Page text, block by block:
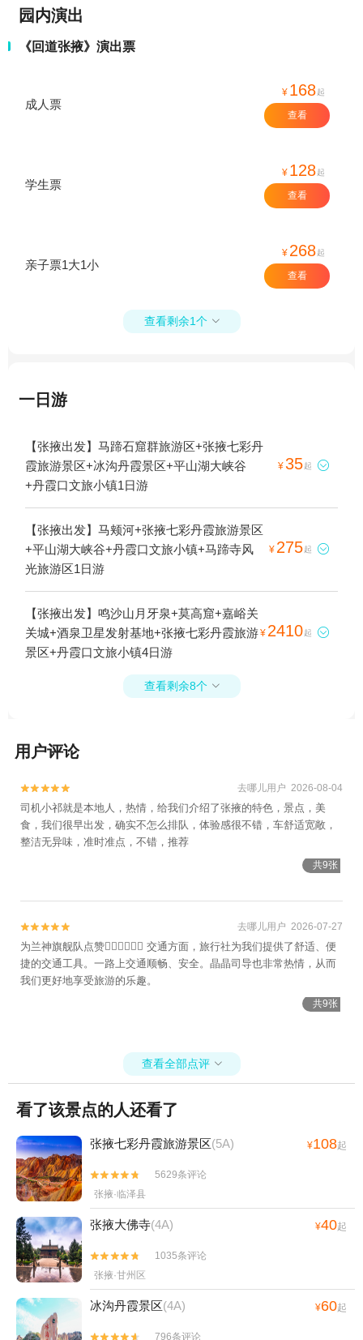
园内演出
《回道张掖》演出票
成人票
¥ 168起
查看
学生票
¥ 128起
查看
亲子票1大1小
¥ 268起
查看
查看剩余1个 
一日游
【张掖出发】马蹄石窟群旅游区+张掖七彩丹
霞旅游景区+冰沟丹霞景区+平山湖大峡谷
+丹霞口文旅小镇1日游
¥35起 
【张掖出发】马颊河+张掖七彩丹霞旅游景区
+平山湖大峡谷+丹霞口文旅小镇+马蹄寺风
光旅游区1日游
¥ 275起 
【张掖出发】鸣沙山月牙泉+莫高窟+嘉峪关
关城+酒泉卫星发射基地+张掖七彩丹霞旅游
景区+丹霞口文旅小镇4日游
¥ 2410起 
查看剩余8个 
用户评论

 去哪儿用户 2026-08-04
司机小祁就是本地人，热情，给我们介绍了张掖的特色，景点，美
食，我们很早出发，确实不怎么排队，体验感很不错，车舒适宽敞，
整洁无异味，准时准点，不错，推荐
共9张

 去哪儿用户 2026-07-27
为兰神旗舰队点赞👍🏻👍🏻👍🏻 交通方面，旅行社为我们提供了舒适、便
捷的交通工具。一路上交通顺畅、安全。晶晶司导也非常热情，从而
我们更好地享受旅游的乐趣。
共9张
查看全部点评 
看了该景点的人还看了
张掖七彩丹霞旅游景区(5A) ¥108起


5629条评论
张掖·临泽县
张掖大佛寺(4A) ¥40起


1035条评论
张掖·甘州区
冰沟丹霞景区(4A) ¥60起

 796条评论